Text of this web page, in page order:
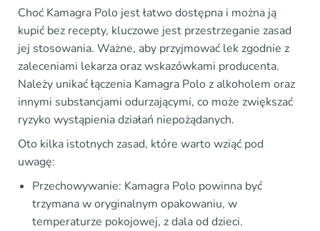
Choć Kamagra Polo jest łatwo dostępna i można ją
kupić bez recepty, kluczowe jest przestrzeganie zasad
jej stosowania. Ważne, aby przyjmować lek zgodnie z
zaleceniami lekarza oraz wskazówkami producenta.
Należy unikać łączenia Kamagra Polo z alkoholem oraz
innymi substancjami odurzającymi, co może zwiększać
ryzyko wystąpienia działań niepożądanych.
Oto kilka istotnych zasad, które warto wziąć pod
uwagę:
Przechowywanie: Kamagra Polo powinna być
trzymana w oryginalnym opakowaniu, w
temperaturze pokojowej, z dala od dzieci.